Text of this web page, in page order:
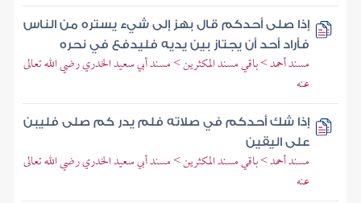
إذا صلى أحدكم قال بهز إلى شيء يستره من الناس
فأراد أحد أن يجتاز بين يديه فليدفع في نحره
مسند أحمد > باقي مسند المكثرين > مسند أبي سعيد الخدري رضي الله تعالى
عنه
إذا شك أحدكم في صلاته فلم يدر كم صلى فليبن
على اليقين
مسند أحمد > باقي مسند المكثرين > مسند أبي سعيد الخدري رضي الله تعالى
عنه